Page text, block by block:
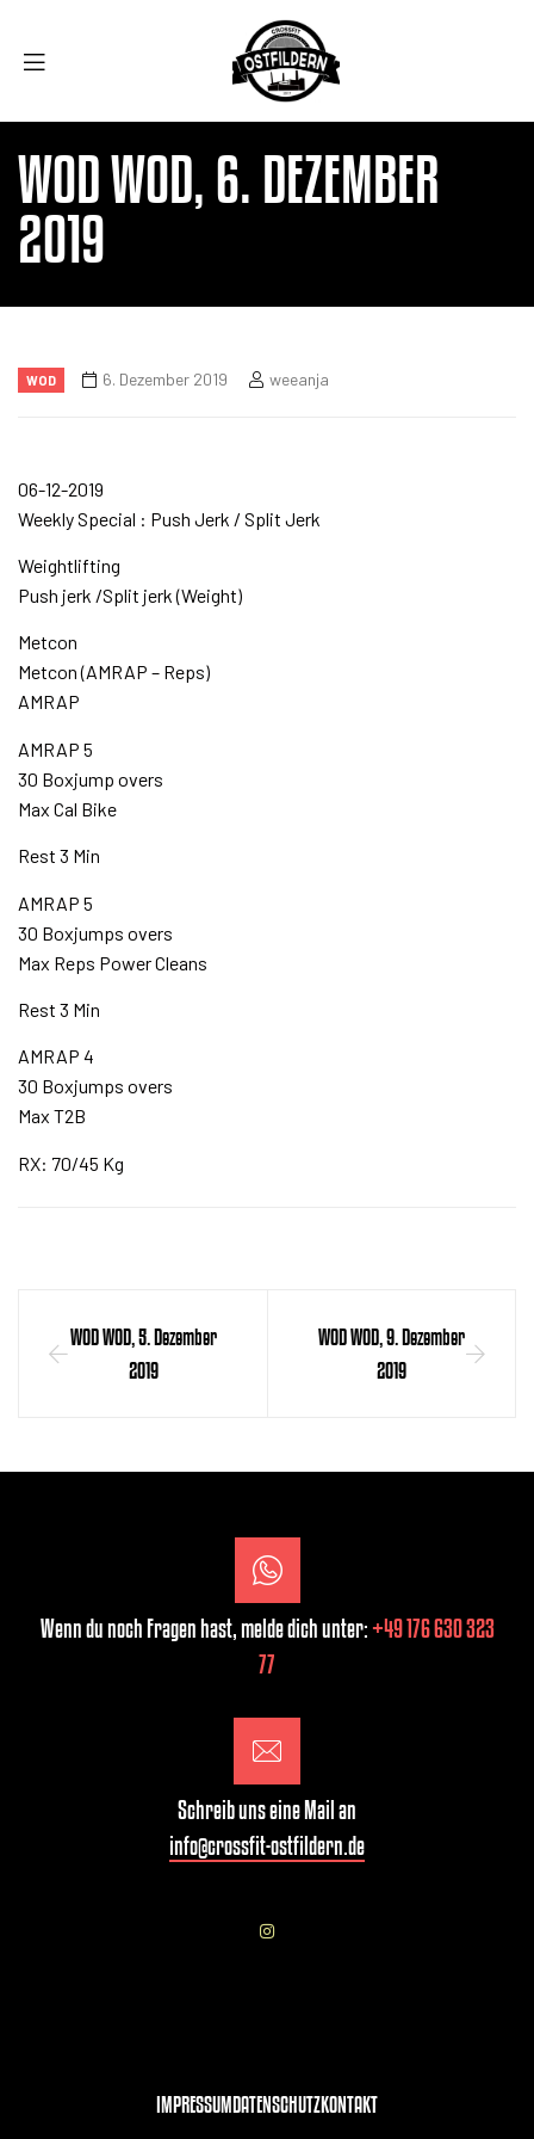
WOD WOD, 6. DEZEMBER
2019
WOD 6. Dezember 2019 weeanja
06-12-2019
Weekly Special : Push Jerk / Split Jerk
Weightlifting
Push jerk /Split jerk (Weight)
Metcon
Metcon (AMRAP – Reps)
AMRAP
AMRAP 5
30 Boxjump overs
Max Cal Bike
Rest 3 Min
AMRAP 5
30 Boxjumps overs
Max Reps Power Cleans
Rest 3 Min
AMRAP 4
30 Boxjumps overs
Max T2B
RX: 70/45 Kg
WOD WOD, 5. Dezember
2019
WOD WOD, 9. Dezember
2019
Wenn du noch Fragen hast, melde dich unter:+49 176 630 323
77
Schreib uns eine Mail an
info@crossfit-ostfildern.de
IMPRESSUMDATENSCHUTZKONTAKT